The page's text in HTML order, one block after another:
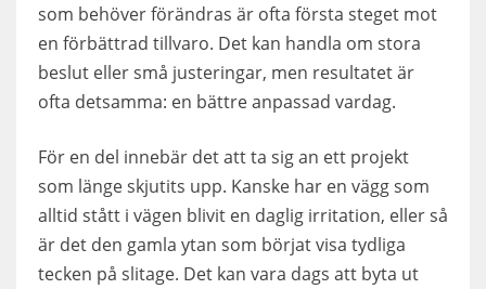
som behöver förändras är ofta första steget mot
en förbättrad tillvaro. Det kan handla om stora
beslut eller små justeringar, men resultatet är
ofta detsamma: en bättre anpassad vardag.
För en del innebär det att ta sig an ett projekt
som länge skjutits upp. Kanske har en vägg som
alltid stått i vägen blivit en daglig irritation, eller så
är det den gamla ytan som börjat visa tydliga
tecken på slitage. Det kan vara dags att byta ut